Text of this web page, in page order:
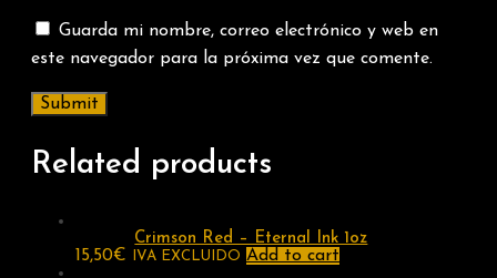
Guarda mi nombre, correo electrónico y web en
este navegador para la próxima vez que comente.
Related products
Crimson Red – Eternal Ink 1oz
15,50€ IVA EXCLUIDO Add to cart